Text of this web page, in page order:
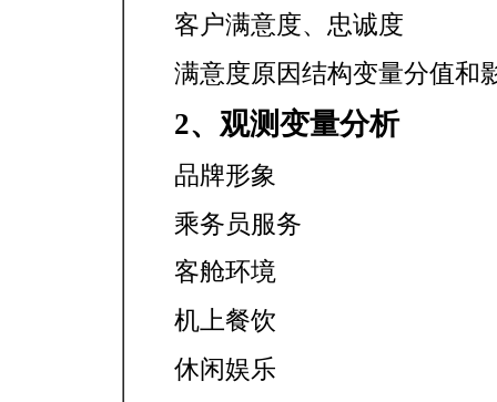
客户满意度、忠诚度
满意度原因结构变量分值和
2、观测变量分析
品牌形象
乘务员服务
客舱环境
机上餐饮
休闲娱乐